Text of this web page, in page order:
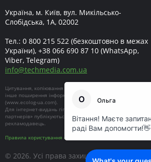
Україна, м. Київ, вул. Микільсько-
Слобідська, 1А, 02002
Тел.: 0 800 215 522 (безкоштовно в межах
України), +38 066 690 87 10 (WhatsApp,
Viber, Telegram)
info@techmedia.com.ua
Цитування, копіювання окремих частин текстів чи
інше поширення інформації ECOEXPERT можливе за
(www.ecolog-ua.com).
Для інтернет-видань гіперпосилання є обов'язковим.
партнерів» публікуються на правах реклами,
рекламодавець.
Правила користування сайтом
© 2026. Усі права захищені